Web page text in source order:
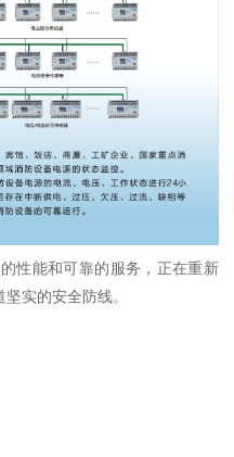
性能和可靠的服务，正在重新
实的安全防线。